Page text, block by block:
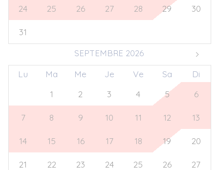
24 25 26 27 28 29 30
31
SEPTEMBRE 2026
Lu Ma Me Je Ve Sa
Di
1 2 3 4 5 6
7 8 9 10 11 12 13
14 15 16 17 18 19 20
21 22 23 24 25 26 27